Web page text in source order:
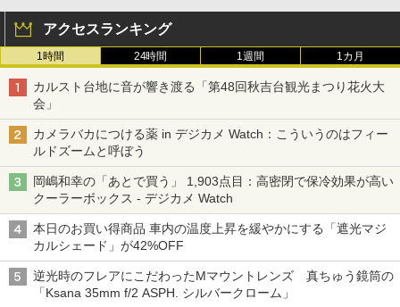
アクセスランキング
1時間 24時間 1週間 1カ月
カルスト台地に音が響き渡る「第48回秋吉台観光まつり花火大
会」
カメラバカにつける薬 in デジカメ Watch：こういうのはフィー
ルドズームと呼ぼう
岡嶋和幸の「あとで買う」 1,903点目：高密閉で保冷効果が高い
クーラーボックス - デジカメ Watch
本日のお買い得商品 車内の温度上昇を緩やかにする「遮光マジ
カルシェード」が42%OFF
逆光時のフレアにこだわったMマウントレンズ 真ちゅう鏡筒の
「Ksana 35mm f/2 ASPH. シルバークローム」